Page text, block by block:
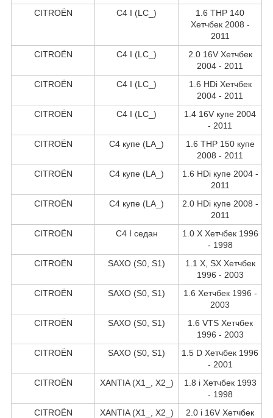
CITROËN
C4 I (LC_)
1.6 THP 140
Хетчбек 2008 -
2011
CITROËN
C4 I (LC_)
2.0 16V Хетчбек
2004 - 2011
CITROËN
C4 I (LC_)
1.6 HDi Хетчбек
2004 - 2011
CITROËN
C4 I (LC_)
1.4 16V купе 2004
- 2011
CITROËN
C4 купе (LA_)
1.6 THP 150 купе
2008 - 2011
CITROËN
C4 купе (LA_)
1.6 HDi купе 2004 -
2011
CITROËN
C4 купе (LA_)
2.0 HDi купе 2008 -
2011
CITROËN
C4 I седан
1.0 X Хетчбек 1996
- 1998
CITROËN
SAXO (S0, S1)
1.1 X, SX Хетчбек
1996 - 2003
CITROËN
SAXO (S0, S1)
1.6 Хетчбек 1996 -
2003
CITROËN
SAXO (S0, S1)
1.6 VTS Хетчбек
1996 - 2003
CITROËN
SAXO (S0, S1)
1.5 D Хетчбек 1996
- 2001
CITROËN
XANTIA (X1_, X2_)
1.8 i Хетчбек 1993
- 1998
CITROËN
XANTIA (X1_, X2_)
2.0 i 16V Хетчбек